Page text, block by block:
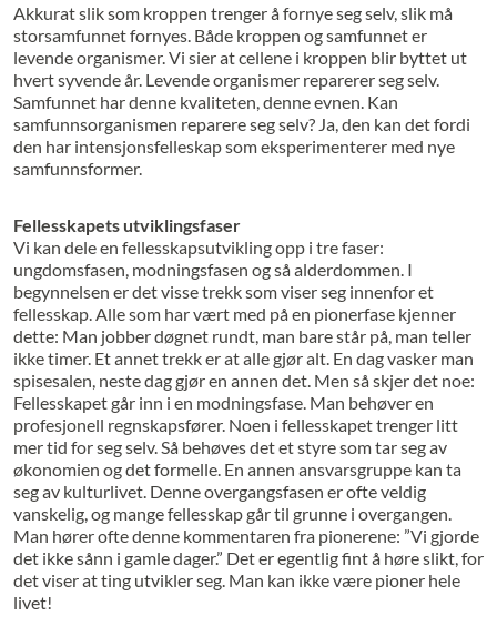
Akkurat slik som kroppen trenger å fornye seg selv, slik må
storsamfunnet fornyes. Både kroppen og samfunnet er
levende organismer. Vi sier at cellene i kroppen blir byttet ut
hvert syvende år. Levende organismer reparerer seg selv.
Samfunnet har denne kvaliteten, denne evnen. Kan
samfunnsorganismen reparere seg selv? Ja, den kan det fordi
den har intensjonsfelleskap som eksperimenterer med nye
samfunnsformer.
Fellesskapets utviklingsfaser
Vi kan dele en fellesskapsutvikling opp i tre faser:
ungdomsfasen, modningsfasen og så alderdommen. I
begynnelsen er det visse trekk som viser seg innenfor et
fellesskap. Alle som har vært med på en pionerfase kjenner
dette: Man jobber døgnet rundt, man bare står på, man teller
ikke timer. Et annet trekk er at alle gjør alt. En dag vasker man
spisesalen, neste dag gjør en annen det. Men så skjer det noe:
Fellesskapet går inn i en modningsfase. Man behøver en
profesjonell regnskapsfører. Noen i fellesskapet trenger litt
mer tid for seg selv. Så behøves det et styre som tar seg av
økonomien og det formelle. En annen ansvarsgruppe kan ta
seg av kulturlivet. Denne overgangsfasen er ofte veldig
vanskelig, og mange fellesskap går til grunne i overgangen.
Man hører ofte denne kommentaren fra pionerene: ”Vi gjorde
det ikke sånn i gamle dager.” Det er egentlig fint å høre slikt, for
det viser at ting utvikler seg. Man kan ikke være pioner hele
livet!